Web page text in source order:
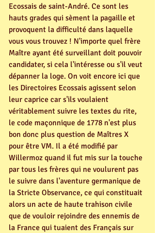
Ecossais de saint-André. Ce sont les
hauts grades qui sèment la pagaille et
provoquent la difficulté dans laquelle
vous vous trouvez ! N'importe quel frère
Maître ayant été surveillant doit pouvoir
candidater, si cela l'intéresse ou s'il veut
dépanner la loge. On voit encore ici que
les Directoires Ecossais agissent selon
leur caprice car s'ils voulaient
véritablement suivre les textes du rite,
le code maçonnique de 1778 n'est plus
bon donc plus question de Maîtres X
pour être VM. Il a été modifié par
Willermoz quand il fut mis sur la touche
par tous les frères qui ne voulurent pas
le suivre dans l'aventure germanique de
la Stricte Observance, ce qui constituait
alors un acte de haute trahison civile
que de vouloir rejoindre des ennemis de
la France qui tuaient des Français sur